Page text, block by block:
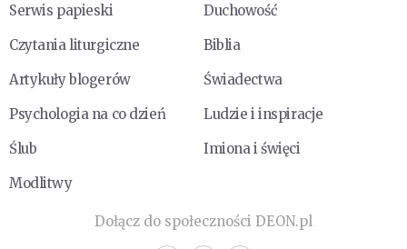
Serwis papieski
Duchowość
Czytania liturgiczne
Biblia
Artykuły blogerów
Świadectwa
Psychologia na co dzień
Ludzie i inspiracje
Ślub
Imiona i święci
Modlitwy
Dołącz do społeczności DEON.pl